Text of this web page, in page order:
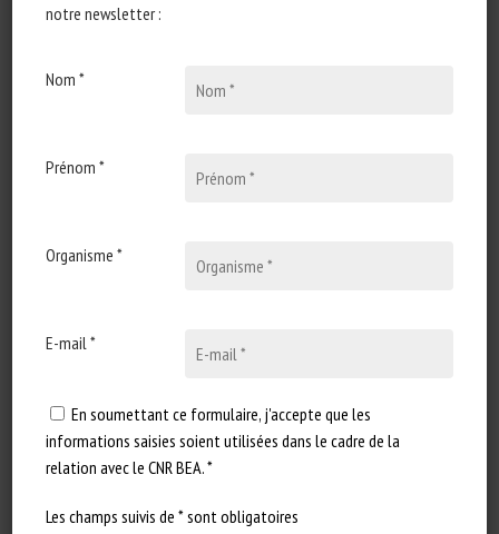
Special Newsletter: Recent
Law and Policy
European Institute for Animal
notre newsletter :
Nom *
Prénom *
Organisme *
E-mail *
En soumettant ce formulaire, j'accepte que les
informations saisies soient utilisées dans le cadre de la
relation avec le CNR BEA. *
Les champs suivis de * sont obligatoires